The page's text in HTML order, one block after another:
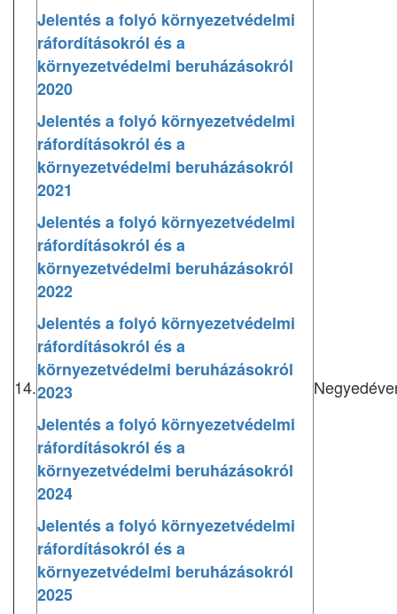
14.
Jelentés a folyó környezetvédelmi
ráfordításokról és a
környezetvédelmi beruházásokról
2020
Jelentés a folyó környezetvédelmi
ráfordításokról és a
környezetvédelmi beruházásokról
2021
Jelentés a folyó környezetvédelmi
ráfordításokról és a
környezetvédelmi beruházásokról
2022
Jelentés a folyó környezetvédelmi
ráfordításokról és a
környezetvédelmi beruházásokról
2023
Jelentés a folyó környezetvédelmi
ráfordításokról és a
környezetvédelmi beruházásokról
2024
Jelentés a folyó környezetvédelmi
ráfordításokról és a
környezetvédelmi beruházásokról
2025